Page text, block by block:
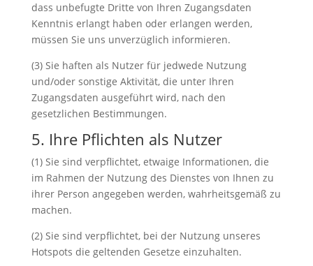
dass unbefugte Dritte von Ihren Zugangsdaten
Kenntnis erlangt haben oder erlangen werden,
müssen Sie uns unverzüglich informieren.
(3) Sie haften als Nutzer für jedwede Nutzung
und/oder sonstige Aktivität, die unter Ihren
Zugangsdaten ausgeführt wird, nach den
gesetzlichen Bestimmungen.
5. Ihre Pflichten als Nutzer
(1) Sie sind verpflichtet, etwaige Informationen, die
im Rahmen der Nutzung des Dienstes von Ihnen zu
ihrer Person angegeben werden, wahrheitsgemäß zu
machen.
(2) Sie sind verpflichtet, bei der Nutzung unseres
Hotspots die geltenden Gesetze einzuhalten.